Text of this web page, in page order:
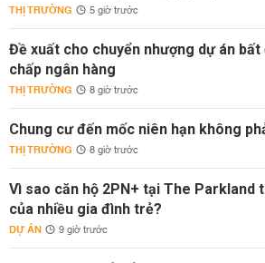
THỊ TRƯỜNG 5 giờ trước
Đề xuất cho chuyển nhượng dự án
chấp ngân hàng
THỊ TRƯỜNG 8 giờ trước
Chung cư đến mốc niên hạn không
THỊ TRƯỜNG 8 giờ trước
Vì sao căn hộ 2PN+ tại The Parkland
của nhiều gia đình trẻ?
DỰ ÁN 9 giờ trước